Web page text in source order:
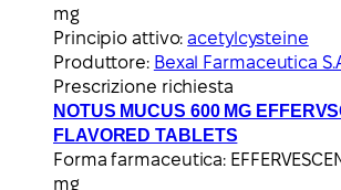
mg
Principio attivo:acetylcysteine
Produttore: Bexal Farmaceutica
Prescrizione richiesta
NOTUS MUCUS 600 MG
FLAVORED TABLETS
Forma farmaceutica:
mg